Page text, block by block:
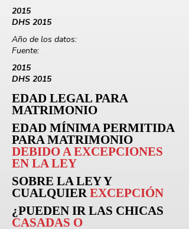
2015
DHS 2015
Año de los datos:
Fuente:
2015
DHS 2015
EDAD LEGAL PARA
MATRIMONIO
EDAD MÍNIMA PERMITIDA
PARA MATRIMONIO
DEBIDO A EXCEPCIONES
EN LA LEY
SOBRE LA LEY Y
CUALQUIEREXCEPCIÓN
¿PUEDEN IRLAS CHICAS
CASADAS O